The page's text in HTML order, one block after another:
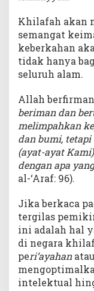
Khilafah akan
semangat
keberkahan
tidak hanya
seluruh alam.
Allah
beriman dan
melimpahkan
dan bumi,
(ayat-ayat
dengan apa
al-‘Araf: 96).
Jika berkaca
tergilas
ini adalah hal
di negara
peri’ayahan
intelektual